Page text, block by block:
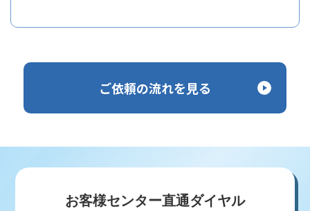
ご依頼の流れを見る
お客様センター直通ダイヤル